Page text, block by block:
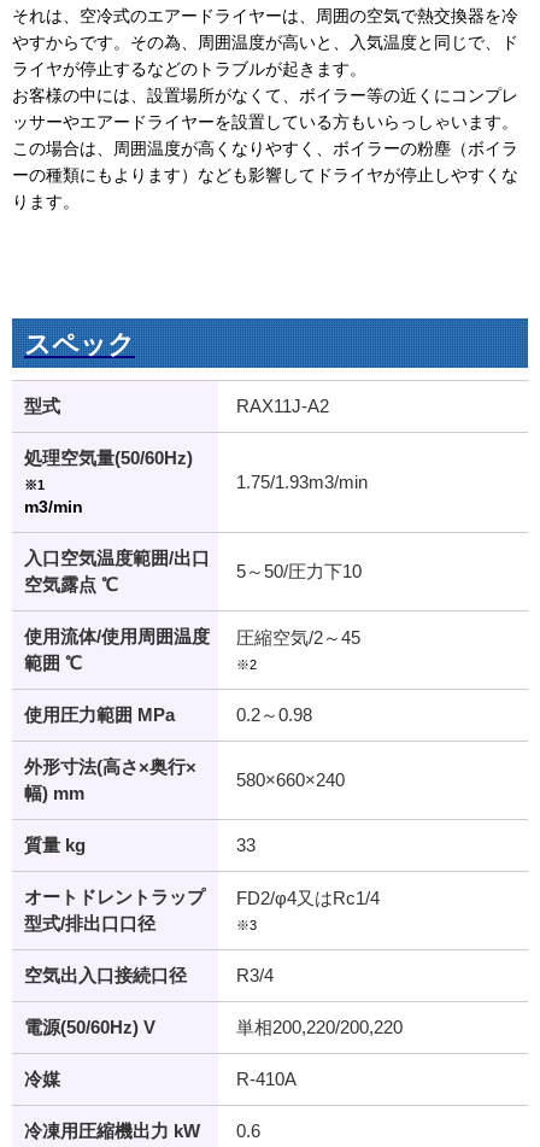
それは、空冷式のエアードライヤーは、周囲の空気で熱交換器を冷
やすからです。その為、周囲温度が高いと、入気温度と同じで、ド
ライヤが停止するなどのトラブルが起きます。
お客様の中には、設置場所がなくて、ボイラー等の近くにコンプレ
ッサーやエアードライヤーを設置している方もいらっしゃいます。
この場合は、周囲温度が高くなりやすく、ボイラーの粉塵（ボイラ
ーの種類にもよります）なども影響してドライヤが停止しやすくな
ります。
スペック
型式 RAX11J-A2
処理空気量(50/60Hz)
※1
m3/min
1.75/1.93m3/min
入口空気温度範囲/出口
空気露点 ℃
5～50/圧力下10
使用流体/使用周囲温度
範囲 ℃
圧縮空気/2～45
※2
使用圧力範囲 MPa 0.2～0.98
外形寸法(高さ×奥行×
幅) mm
580×660×240
質量 kg 33
オートドレントラップ
型式/排出口口径
FD2/φ4又はRc1/4
※3
空気出入口接続口径 R3/4
電源(50/60Hz) V 単相200,220/200,220
冷媒 R-410A
冷凍用圧縮機出力 kW 0.6